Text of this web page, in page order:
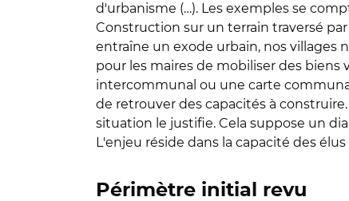
d'urbanisme (…). Les exemples se
Construction sur un terrain traversé
entraîne un exode urbain, nos villages
pour les maires de mobiliser des biens
intercommunal ou une carte
de retrouver des capacités à
situation le justifie. Cela suppose un
L'enjeu réside dans la capacité des
Périmètre initial revu